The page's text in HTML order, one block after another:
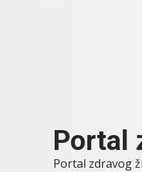
Portal
Portal zdravog